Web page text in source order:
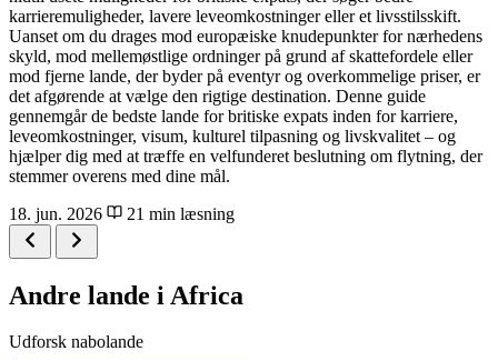
karrieremuligheder, lavere leveomkostninger eller et livsstilsskift.
Uanset om du drages mod europæiske knudepunkter for nærhedens
skyld, mod mellemøstlige ordninger på grund af skattefordele eller
mod fjerne lande, der byder på eventyr og overkommelige priser, er
det afgørende at vælge den rigtige destination. Denne guide
gennemgår de bedste lande for britiske expats inden for karriere,
leveomkostninger, visum, kulturel tilpasning og livskvalitet – og
hjælper dig med at træffe en velfunderet beslutning om flytning, der
stemmer overens med dine mål.
18. jun. 2026
21 min læsning
Andre lande i Africa
Udforsk nabolande